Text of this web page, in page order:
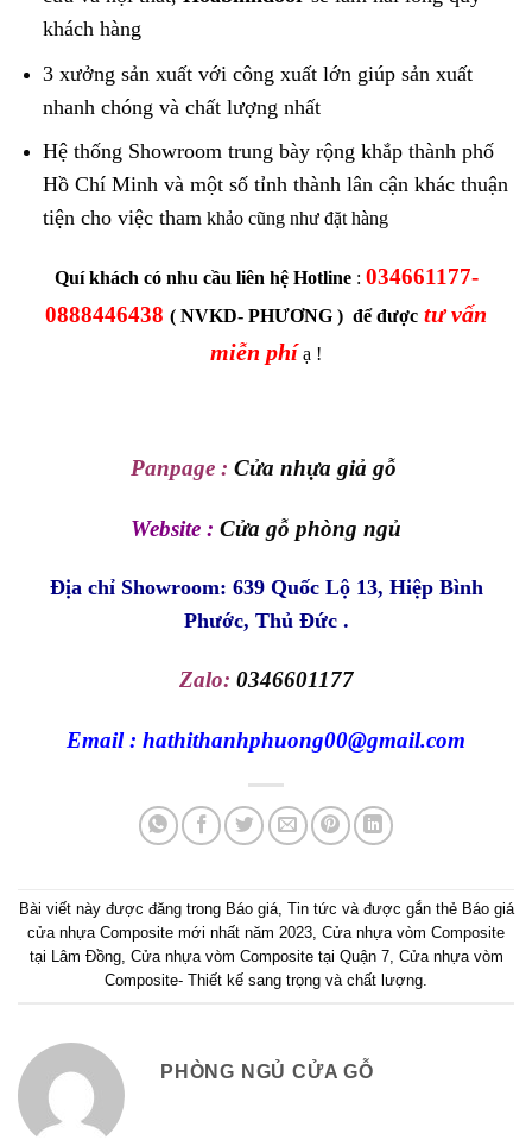
khách hàng
3 xưởng sản xuất với công xuất lớn giúp sản xuất
nhanh chóng và chất lượng nhất
Hệ thống Showroom trung bày rộng khắp thành phố
Hồ Chí Minh và một số tỉnh thành lân cận khác thuận
tiện cho việc thamkhảo cũng như đặt hàng
Quí khách có nhu cầu liên hệ Hotline: 034661177-
0888446438 ( NVKD- PHƯƠNG ) để được tư vấn
miễn phí ạ !
Panpage : Cửa nhựa giả gỗ
Website : Cửa gỗ phòng ngủ
Địa chỉ Showroom: 639 Quốc Lộ 13, Hiệp Bình
Phước, Thủ Đức .
Zalo: 0346601177
Email : hathithanhphuong00@gmail.com
Bài viết này được đăng trong Báo giá, Tin tức và được gắn thẻ Báo giá
cửa nhựa Composite mới nhất năm 2023, Cửa nhựa vòm Composite
tại Lâm Đồng, Cửa nhựa vòm Composite tại Quận 7, Cửa nhựa vòm
Composite- Thiết kế sang trọng và chất lượng.
PHÒNG NGỦ CỬA GỖ